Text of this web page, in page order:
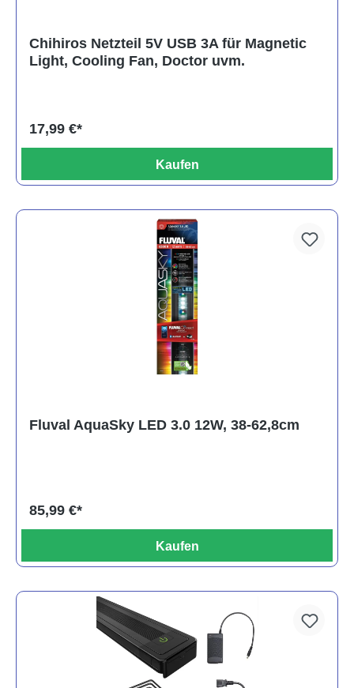
Chihiros Netzteil 5V USB 3A für Magnetic
Light, Cooling Fan, Doctor uvm.
17,99 €*
Kaufen
Fluval AquaSky LED 3.0 12W, 38-62,8cm
85,99 €*
Kaufen